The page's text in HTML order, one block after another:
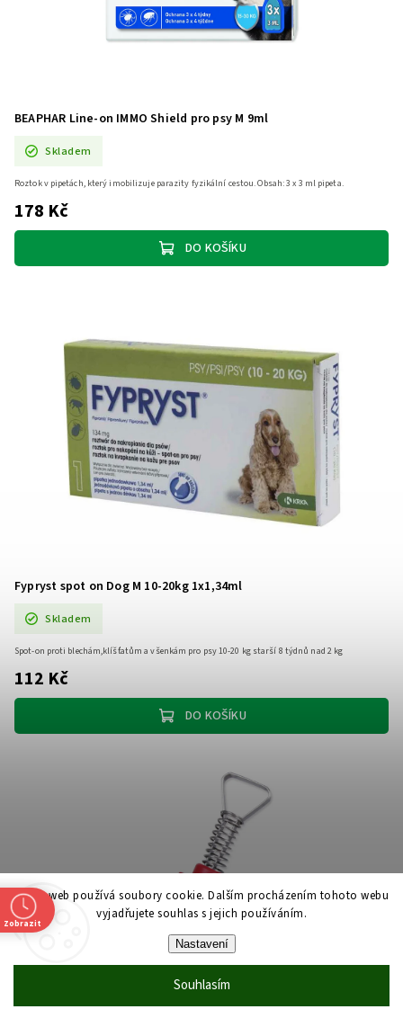
Tento web používá soubory cookie. Dalším procházením tohoto webu
vyjadřujete souhlas s jejich používáním.
Nastavení
Souhlasím
BEAPHAR Line-on IMMO Shield pro psy M 9ml
Skladem
178 Kč
DO KOŠÍKU
Roztok v pipetách, který imobilizuje parazity fyzikální cestou. Obsah: 3 x 3 ml pipeta.
Fypryst spot on Dog M 10-20kg 1x1,34ml
Skladem
112 Kč
DO KOŠÍKU
Spot-on proti blechám,klíšťatům a všenkám pro psy 10-20 kg starší 8 týdnů nad 2 kg
Zobrazit